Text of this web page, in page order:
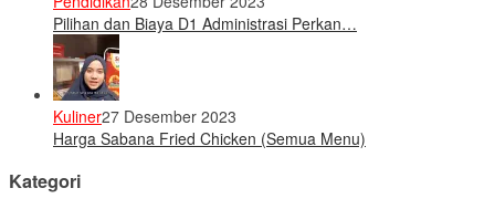
Pilihan dan Biaya D1 Administrasi Perkan…
Kuliner27 Desember 2023
Harga Sabana Fried Chicken (Semua Menu)
Kategori